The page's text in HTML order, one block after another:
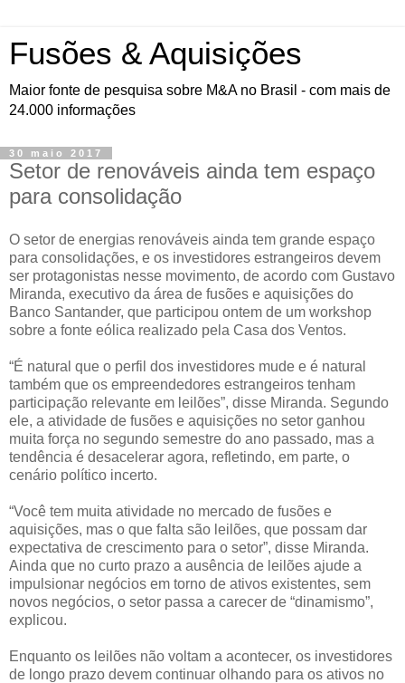
Fusões & Aquisições
Maior fonte de pesquisa sobre M&A no Brasil - com mais de
24.000 informações
30 maio 2017
Setor de renováveis ainda tem espaço
para consolidação
O setor de energias renováveis ainda tem grande espaço
para consolidações, e os investidores estrangeiros devem
ser protagonistas nesse movimento, de acordo com Gustavo
Miranda, executivo da área de fusões e aquisições do
Banco Santander, que participou ontem de um workshop
sobre a fonte eólica realizado pela Casa dos Ventos.
“É natural que o perfil dos investidores mude e é natural
também que os empreendedores estrangeiros tenham
participação relevante em leilões”, disse Miranda. Segundo
ele, a atividade de fusões e aquisições no setor ganhou
muita força no segundo semestre do ano passado, mas a
tendência é desacelerar agora, refletindo, em parte, o
cenário político incerto.
“Você tem muita atividade no mercado de fusões e
aquisições, mas o que falta são leilões, que possam dar
expectativa de crescimento para o setor”, disse Miranda.
Ainda que no curto prazo a ausência de leilões ajude a
impulsionar negócios em torno de ativos existentes, sem
novos negócios, o setor passa a carecer de “dinamismo”,
explicou.
Enquanto os leilões não voltam a acontecer, os investidores
de longo prazo devem continuar olhando para os ativos no